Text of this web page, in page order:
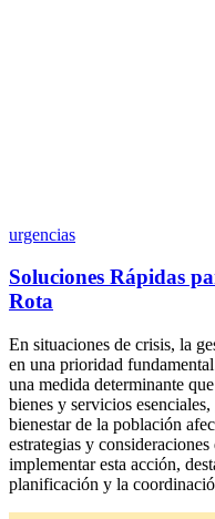
urgencias
Soluciones Rápidas
Rota
En situaciones de crisis, la
en una prioridad
una medida determinante
bienes y servicios
bienestar de la población
estrategias y
implementar esta acción,
planificación y la